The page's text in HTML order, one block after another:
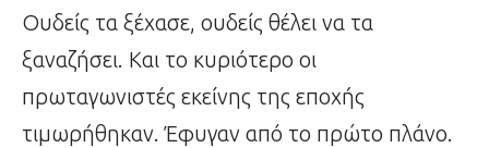
Ουδείς τα ξέχασε, ουδείς θέλει να τα
ξαναζήσει. Και το κυριότερο οι
πρωταγωνιστές εκείνης της εποχής
τιμωρήθηκαν. Έφυγαν από το πρώτο πλάνο.